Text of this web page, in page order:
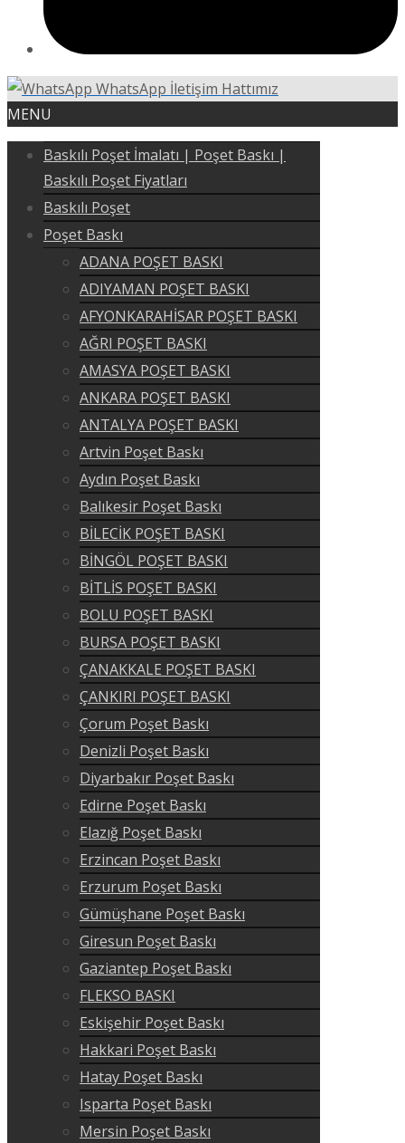
WhatsApp İletişim Hattımız
MENU
Baskılı Poşet İmalatı | Poşet Baskı |
Baskılı Poşet Fiyatları
Baskılı Poşet
Poşet Baskı
ADANA POŞET BASKI
ADIYAMAN POŞET BASKI
AFYONKARAHİSAR POŞET BASKI
AĞRI POŞET BASKI
AMASYA POŞET BASKI
ANKARA POŞET BASKI
ANTALYA POŞET BASKI
Artvin Poşet Baskı
Aydın Poşet Baskı
Balıkesir Poşet Baskı
BİLECİK POŞET BASKI
BİNGÖL POŞET BASKI
BİTLİS POŞET BASKI
BOLU POŞET BASKI
BURSA POŞET BASKI
ÇANAKKALE POŞET BASKI
ÇANKIRI POŞET BASKI
Çorum Poşet Baskı
Denizli Poşet Baskı
Diyarbakır Poşet Baskı
Edirne Poşet Baskı
Elazığ Poşet Baskı
Erzincan Poşet Baskı
Erzurum Poşet Baskı
Gümüşhane Poşet Baskı
Giresun Poşet Baskı
Gaziantep Poşet Baskı
FLEKSO BASKI
Eskişehir Poşet Baskı
Hakkari Poşet Baskı
Hatay Poşet Baskı
Isparta Poşet Baskı
Mersin Poşet Baskı